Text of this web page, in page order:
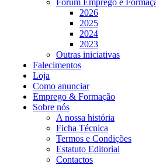
2026
2025
2024
2023
Outras iniciativas
Falecimentos
Loja
Como anunciar
Emprego & Formação
Sobre nós
A nossa história
Ficha Técnica
Termos e Condições
Estatuto Editorial
Contactos